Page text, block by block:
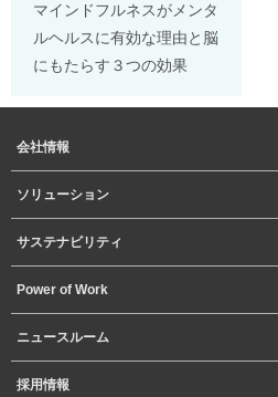
マインドフルネスがメンタ
ルヘルスに有効な理由と脳
にもたらす３つの効果
会社情報
ソリューション
サステナビリティ
Power of Work
ニュースルーム
採用情報